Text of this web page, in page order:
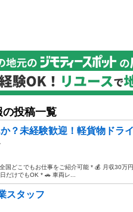
投稿一覧
？未経験歓迎！軽貨物ドラ
国どこでもお仕事をご紹介可能 * 💰 月収30万
だけでもOK * 🚗 車両レ...
スタッフ